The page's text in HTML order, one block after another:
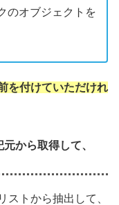
のオブジェクトを
を付けていただけれ
から取得して、
ストから抽出して、